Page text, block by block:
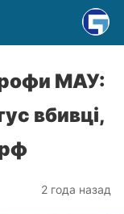
МАУ:
вбивці,
2 года назад